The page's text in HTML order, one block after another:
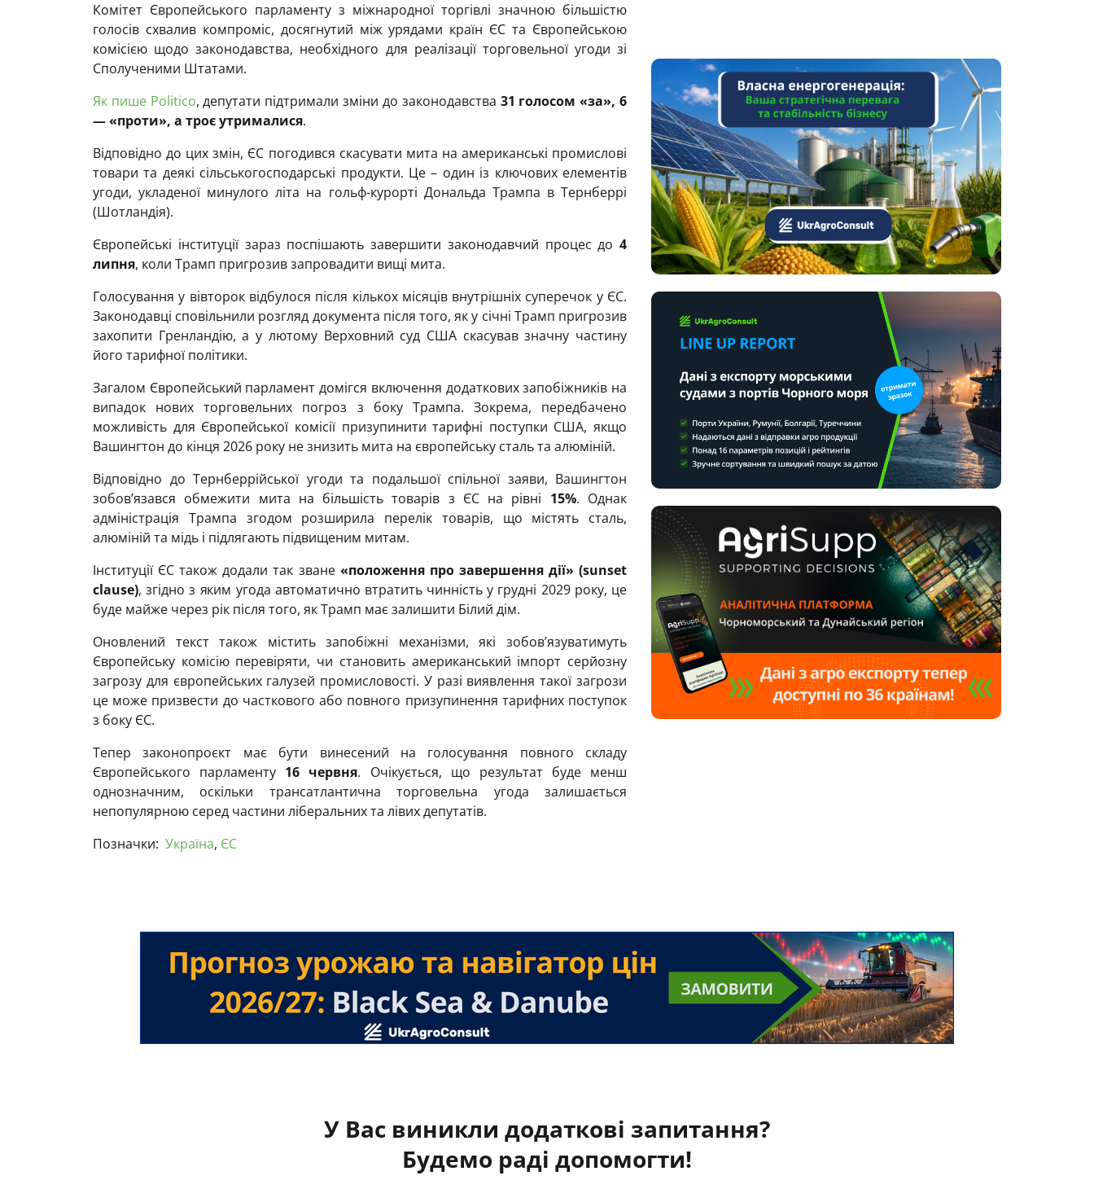
Комітет Європейського парламенту з міжнародної торгівлі значною більшістю
голосів схвалив компроміс, досягнутий між урядами країн ЄС та Європейською
комісією щодо законодавства, необхідного для реалізації торговельної угоди зі
Сполученими Штатами.
Як пише Politico, депутати підтримали зміни до законодавства 31 голосом «за», 6
— «проти», а троє утрималися.
Відповідно до цих змін, ЄС погодився скасувати мита на американські промислові
товари та деякі сільськогосподарські продукти. Це – один із ключових елементів
угоди, укладеної минулого літа на гольф-курорті Дональда Трампа в Тернберрі
(Шотландія).
Європейські інституції зараз поспішають завершити законодавчий процес до 4
липня, коли Трамп пригрозив запровадити вищі мита.
Голосування у вівторок відбулося після кількох місяців внутрішніх суперечок у ЄС.
Законодавці сповільнили розгляд документа після того, як у січні Трамп пригрозив
захопити Гренландію, а у лютому Верховний суд США скасував значну частину
його тарифної політики.
Загалом Європейський парламент домігся включення додаткових запобіжників на
випадок нових торговельних погроз з боку Трампа. Зокрема, передбачено
можливість для Європейської комісії призупинити тарифні поступки США, якщо
Вашингтон до кінця 2026 року не знизить мита на європейську сталь та алюміній.
Відповідно до Тернберрійської угоди та подальшої спільної заяви, Вашингтон
зобов’язався обмежити мита на більшість товарів з ЄС на рівні 15%. Однак
адміністрація Трампа згодом розширила перелік товарів, що містять сталь,
алюміній та мідь і підлягають підвищеним митам.
Інституції ЄС також додали так зване «положення про завершення дії» (sunset
clause), згідно з яким угода автоматично втратить чинність у грудні 2029 року, це
буде майже через рік після того, як Трамп має залишити Білий дім.
Оновлений текст також містить запобіжні механізми, які зобов’язуватимуть
Європейську комісію перевіряти, чи становить американський імпорт серйозну
загрозу для європейських галузей промисловості. У разі виявлення такої загрози
це може призвести до часткового або повного призупинення тарифних поступок
з боку ЄС.
Тепер законопроєкт має бути винесений на голосування повного складу
Європейського парламенту 16 червня. Очікується, що результат буде менш
однозначним, оскільки трансатлантична торговельна угода залишається
непопулярною серед частини ліберальних та лівих депутатів.
Позначки: Україна, ЄС
У Вас виникли додаткові запитання?
Будемо раді допомогти!